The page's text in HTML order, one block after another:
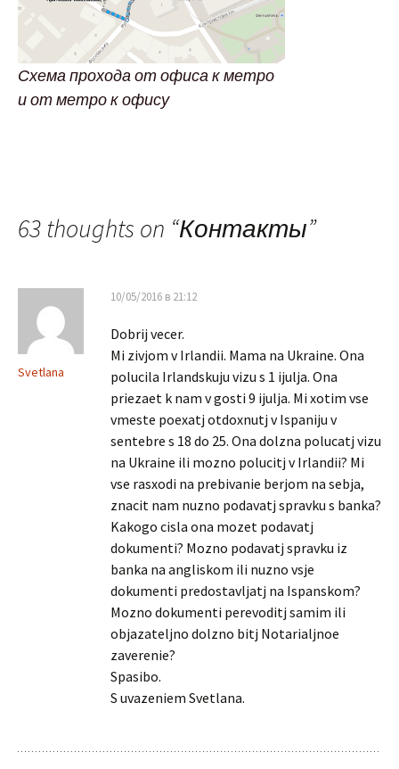
Схема прохода от офиса к метро
и от метро к офису
63 thoughts on “Контакты”
Svetlana
10/05/2016 в 21:12
Dobrij vecer.
Mi zivjom v Irlandii. Mama na Ukraine. Ona
polucila Irlandskuju vizu s 1 ijulja. Ona
priezaet k nam v gosti 9 ijulja. Mi xotim vse
vmeste poexatj otdoxnutj v Ispaniju v
sentebre s 18 do 25. Ona dolzna polucatj vizu
na Ukraine ili mozno polucitj v Irlandii? Mi
vse rasxodi na prebivanie berjom na sebja,
znacit nam nuzno podavatj spravku s banka?
Kakogo cisla ona mozet podavatj
dokumenti? Mozno podavatj spravku iz
banka na angliskom ili nuzno vsje
dokumenti predostavljatj na Ispanskom?
Mozno dokumenti perevoditj samim ili
objazateljno dolzno bitj Notarialjnoe
zaverenie?
Spasibo.
S uvazeniem Svetlana.